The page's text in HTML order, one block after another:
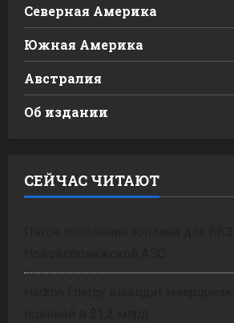
Северная Америка
Южная Америка
Австралия
Об издании
СЕЙЧАС ЧИТАЮТ